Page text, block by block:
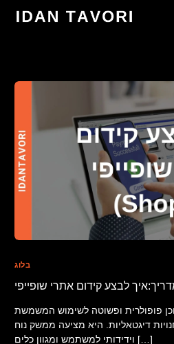
בלוג
פופולרית ופשוטה לשימוש המשמשת
דיגטאליות. היא מציעה ממשק נוח
וידידותי למשתמש ומגוון כלים […]